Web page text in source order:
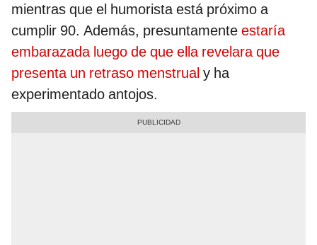
mientras que el humorista está próximo a
cumplir 90. Además, presuntamente estaría
embarazada luego de que ella revelara que
presenta un retraso menstrual y ha
experimentado antojos.